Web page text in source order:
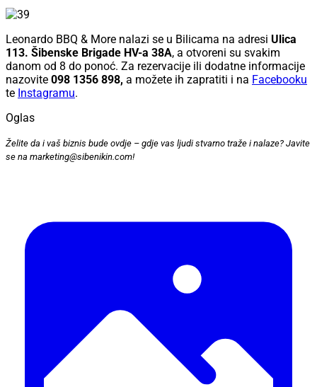
Leonardo BBQ & More nalazi se u Bilicama na adresi Ulica
113. Šibenske Brigade HV-a 38A, a otvoreni su svakim
danom od 8 do ponoć. Za rezervacije ili dodatne informacije
nazovite 098 1356 898, a možete ih zapratiti i na Facebooku
te Instagramu.
Oglas
Želite da i vaš biznis bude ovdje – gdje vas ljudi stvarno traže i nalaze? Javite
se na marketing@sibenikin.com!